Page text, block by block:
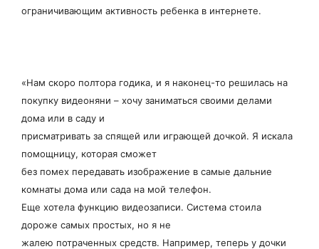
ограничивающим активность ребенка в интернете.
«Нам скоро полтора годика, и я наконец-то решилась на
покупку видеоняни – хочу заниматься своими делами
дома или в саду и
присматривать за спящей или играющей дочкой. Я искала
помощницу, которая сможет
без помех передавать изображение в самые дальние
комнаты дома или сада на мой телефон.
Еще хотела функцию видеозаписи. Система стоила
дороже самых простых, но я не
жалею потраченных средств. Например, теперь у дочки